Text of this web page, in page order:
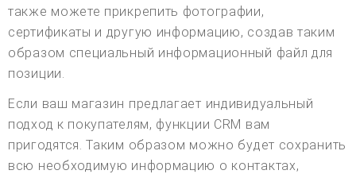
также можете прикрепить фотографии,
сертификаты и другую информацию, создав таким
образом специальный информационный файл для
позиции.
Если ваш магазин предлагает индивидуальный
подход к покупателям, функции CRM вам
пригодятся. Таким образом можно будет сохранить
всю необходимую информацию о контактах,